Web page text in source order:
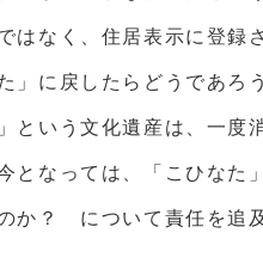
はなく、住居表示に登録
」に戻したらどうであろ
という文化遺産は、一度
となっては、「こひなた
か？ について責任を追